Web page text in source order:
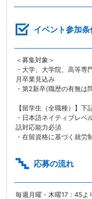
イベント参加条
＜募集対象＞
・大学、大学院、高等
月卒業見込み
・第2新卒(職歴の有無は
【留学生（全職種）】
・日本語ネイティブレベ
話対応能力必須
・在留資格に基づく就労
応募の流れ
毎週月曜・木曜17：45よ